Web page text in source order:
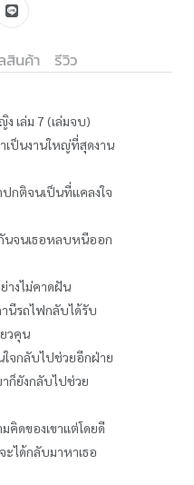
สินค้า รีวิว
เล่ม 7 (เล่มจบ)
เป็นงานใหญ่ที่สุดงาน
กติจนเป็นที่แคลงใจ
นจนเธอหลบหนีออก
างไม่คาดฝัน
นีรถไฟกลับได้รับ
วคุน
ใจกลับไปช่วยอีกฝ่าย
าก็ยังกลับไปช่วย
คิดของเขาแต่โดยดี
ะได้กลับมาหาเธอ